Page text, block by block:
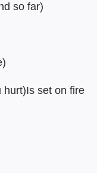
so far)
hurt)Is set on fire